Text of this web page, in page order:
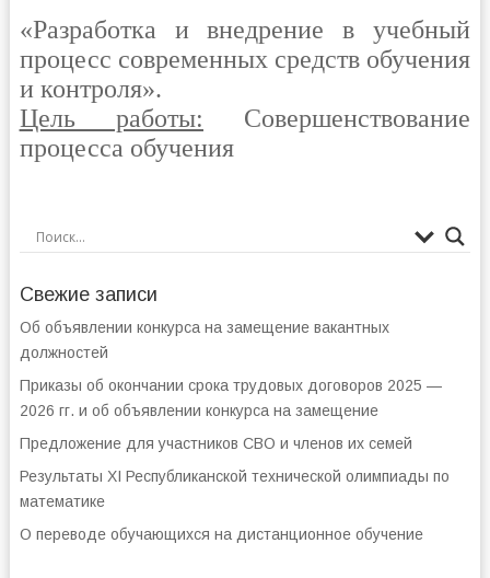
«Разработка и внедрение в учебный
процесс современных средств обучения
и контроля».
Цель работы: Совершенствование
процесса обучения
Свежие записи
Об объявлении конкурса на замещение вакантных
должностей
Приказы об окончании срока трудовых договоров 2025 —
2026 гг. и об объявлении конкурса на замещение
Предложение для участников СВО и членов их семей
Результаты XI Республиканской технической олимпиады по
математике
О переводе обучающихся на дистанционное обучение